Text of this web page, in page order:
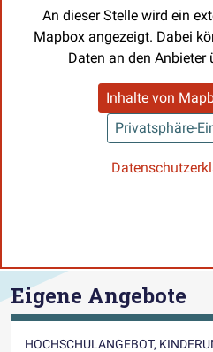
An dieser Stelle wird ein
Mapbox angezeigt. Dabei
Daten an den Anbieter
Inhalte von
Privatsphäre-
Eigene Angebote
HOCHSCHULANGEBOT,